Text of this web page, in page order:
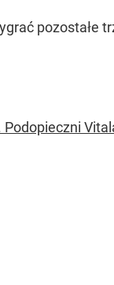
pozostałe